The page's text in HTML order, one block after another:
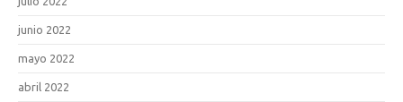
junio 2022
mayo 2022
abril 2022